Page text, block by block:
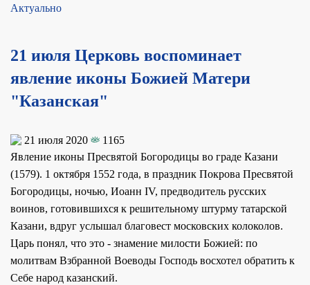
Актуально
21 июля Церковь воспоминает
явление иконы Божией Матери
"Казанская"
21 июля 2020
1165
Явление иконы Пресвятой Богородицы во граде Казани
(1579). 1 октября 1552 года, в праздник Покрова Пресвятой
Богородицы, ночью, Иоанн IV, предводитель русских
воинов, готовившихся к решительному штурму татарской
Казани, вдруг услышал благовест московских колоколов.
Царь понял, что это - знамение милости Божией: по
молитвам Взбранной Воеводы Господь восхотел обратить к
Себе народ казанский.